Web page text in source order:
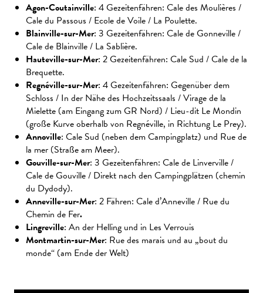
Agon-Coutainville: 4 Gezeitenfähren: Cale des Moulières /
Cale du Passous / Ecole de Voile / La Poulette.
Blainville-sur-Mer: 3 Gezeitenfähren: Cale de Gonneville /
Cale de Blainville / La Sablière.
Hauteville-sur-Mer: 2 Gezeitenfähren: Cale Sud / Cale de la
Brequette.
Regnéville-sur-Mer: 4 Gezeitenfähren: Gegenüber dem
Schloss / In der Nähe des Hochzeitssaals / Virage de la
Mielette (am Eingang zum GR Nord) / Lieu-dit Le Mondin
(große Kurve oberhalb von Regnéville, in Richtung Le Prey).
Annoville: Cale Sud (neben dem Campingplatz) und Rue de
la mer (Straße am Meer).
Gouville-sur-Mer: 3 Gezeitenfähren: Cale de Linverville /
Cale de Gouville / Direkt nach den Campingplätzen (chemin
du Dydody).
Anneville-sur-Mer: 2 Fähren: Cale d’Anneville / Rue du
Chemin de Fer.
Lingreville: An der Helling und in Les Verrouis
Montmartin-sur-Mer: Rue des marais und au „bout du
monde“ (am Ende der Welt)